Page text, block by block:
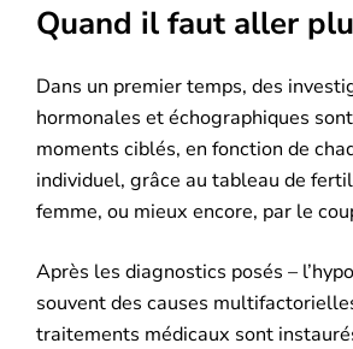
Quand il faut aller
Dans un premier temps, des
hormonales et échographiques
moments ciblés, en fonction de
individuel, grâce au tableau de
femme, ou mieux encore, par le
Après les diagnostics posés –
souvent des causes
traitements médicaux sont